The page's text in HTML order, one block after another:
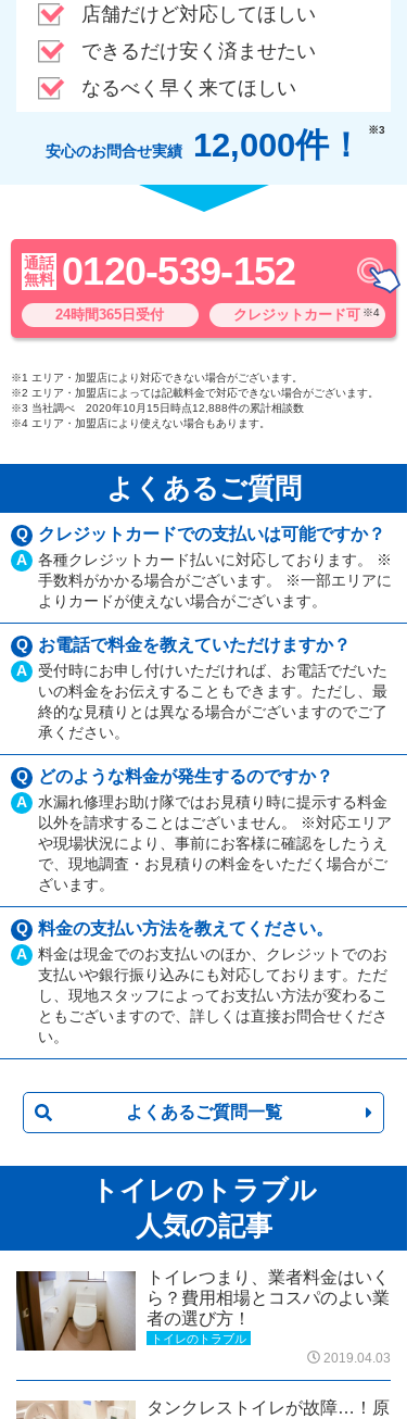
店舗だけど対応してほしい
できるだけ安く済ませたい
なるべく早く来てほしい
安心のお問合せ実績 12,000件！ ※3
通話
無料 0120-539-152
24時間365日受付 クレジットカード可 ※4
※1 エリア・加盟店により対応できない場合がございます。
※2 エリア・加盟店によっては記載料金で対応できない場合がございます。
※3 当社調べ 2020年10月15日時点12,888件の累計相談数
※4 エリア・加盟店により使えない場合もあります。
よくあるご質問
Q クレジットカードでの支払いは可能ですか？
A
各種クレジットカード払いに対応しております。 ※
手数料がかかる場合がございます。 ※一部エリアに
よりカードが使えない場合がございます。
Q お電話で料金を教えていただけますか？
A
受付時にお申し付けいただければ、お電話でだいた
いの料金をお伝えすることもできます。ただし、最
終的な見積りとは異なる場合がございますのでご了
承ください。
Q どのような料金が発生するのですか？
A
水漏れ修理お助け隊ではお見積り時に提示する料金
以外を請求することはございません。 ※対応エリア
や現場状況により、事前にお客様に確認をしたうえ
で、現地調査・お見積りの料金をいただく場合がご
ざいます。
Q 料金の支払い方法を教えてください。
A
料金は現金でのお支払いのほか、クレジットでのお
支払いや銀行振り込みにも対応しております。ただ
し、現地スタッフによってお支払い方法が変わるこ
ともございますので、詳しくは直接お問合せくださ
い。
よくあるご質問一覧
トイレのトラブル
人気の記事
トイレつまり、業者料金はいく
ら？費用相場とコスパのよい業
者の選び方！
トイレのトラブル
2019.04.03
タンクレストイレが故障…！原